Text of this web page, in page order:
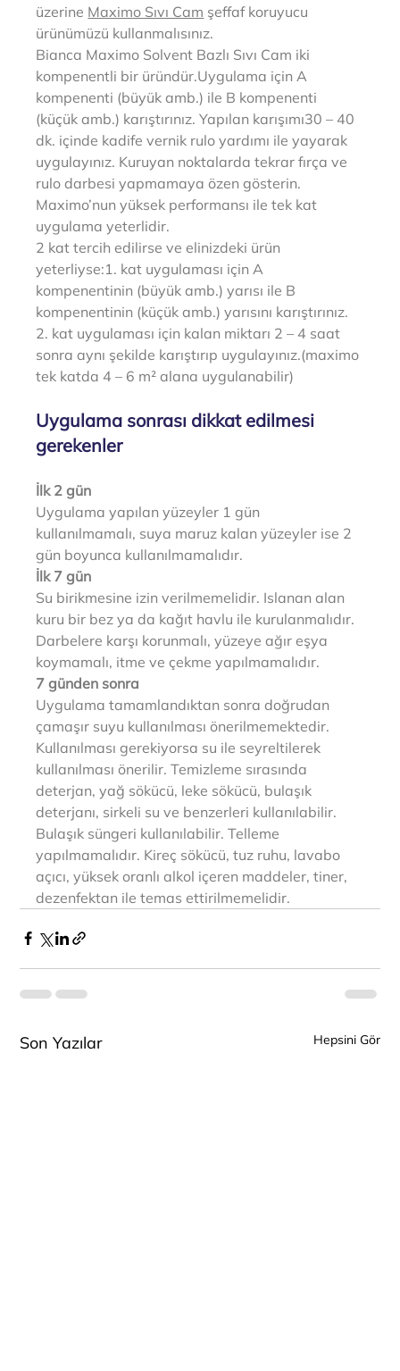
üzerine Maximo Sıvı Cam şeffaf koruyucu
ürünümüzü kullanmalısınız.
Bianca Maximo Solvent Bazlı Sıvı Cam iki
kompenentli bir üründür.Uygulama için A
kompenenti (büyük amb.) ile B kompenenti
(küçük amb.) karıştırınız. Yapılan karışımı30 – 40
dk. içinde kadife vernik rulo yardımı ile yayarak
uygulayınız. Kuruyan noktalarda tekrar fırça ve
rulo darbesi yapmamaya özen gösterin.
Maximo’nun yüksek performansı ile tek kat
uygulama yeterlidir.
2 kat tercih edilirse ve elinizdeki ürün
yeterliyse:1. kat uygulaması için A
kompenentinin (büyük amb.) yarısı ile B
kompenentinin (küçük amb.) yarısını karıştırınız.
2. kat uygulaması için kalan miktarı 2 – 4 saat
sonra aynı şekilde karıştırıp uygulayınız.(maximo
tek katda 4 – 6 m² alana uygulanabilir)
Uygulama sonrası dikkat edilmesi
gerekenler
İlk 2 gün
Uygulama yapılan yüzeyler 1 gün
kullanılmamalı, suya maruz kalan yüzeyler ise 2
gün boyunca kullanılmamalıdır.
İlk 7 gün
Su birikmesine izin verilmemelidir. Islanan alan
kuru bir bez ya da kağıt havlu ile kurulanmalıdır.
Darbelere karşı korunmalı, yüzeye ağır eşya
koymamalı, itme ve çekme yapılmamalıdır.
7 günden sonra
Uygulama tamamlandıktan sonra doğrudan
çamaşır suyu kullanılması önerilmemektedir.
Kullanılması gerekiyorsa su ile seyreltilerek
kullanılması önerilir. Temizleme sırasında
deterjan, yağ sökücü, leke sökücü, bulaşık
deterjanı, sirkeli su ve benzerleri kullanılabilir.
Bulaşık süngeri kullanılabilir. Telleme
yapılmamalıdır. Kireç sökücü, tuz ruhu, lavabo
açıcı, yüksek oranlı alkol içeren maddeler, tiner,
dezenfektan ile temas ettirilmemelidir.
Son Yazılar Hepsini Gör